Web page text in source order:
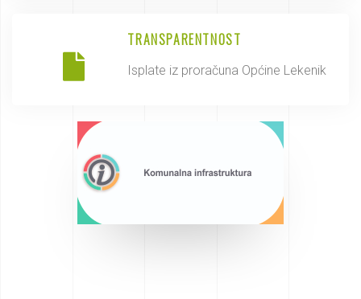
TRANSPARENTNOST
Isplate iz proračuna Općine Lekenik